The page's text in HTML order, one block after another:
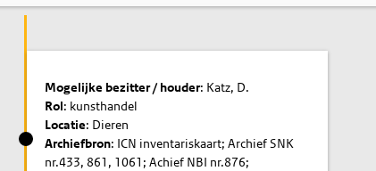
Mogelijke bezitter / houder: Katz, D.
Rol: kunsthandel
Locatie: Dieren
Archiefbron: ICN inventariskaart; Archief SNK
nr.433, 861, 1061; Achief NBI nr.876;